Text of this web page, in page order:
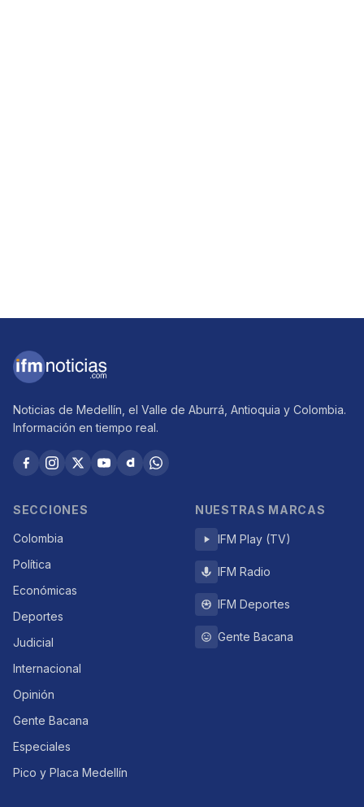
Noticias de Medellín, el Valle de Aburrá, Antioquia y Colombia.
Información en tiempo real.
SECCIONES
Colombia
Política
Económicas
Deportes
Judicial
Internacional
Opinión
Gente Bacana
Especiales
Pico y Placa Medellín
NUESTRAS MARCAS
IFM Play (TV)
IFM Radio
IFM Deportes
Gente Bacana